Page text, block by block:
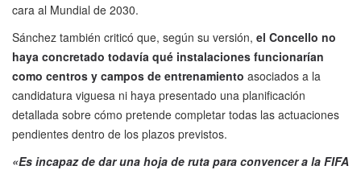
cara al Mundial de 2030.
Sánchez también criticó que, según su versión, el Concello no
haya concretado todavía qué instalaciones funcionarían
como centros y campos de entrenamiento asociados a la
candidatura viguesa ni haya presentado una planificación
detallada sobre cómo pretende completar todas las actuaciones
pendientes dentro de los plazos previstos.
«Es incapaz de dar una hoja de ruta para convencer a la FIFA